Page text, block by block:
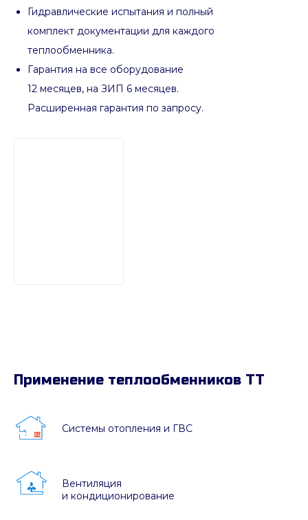
Гидравлические испытания и полный
комплект документации для каждого
теплообменника.
Гарантия на все оборудование
12 месяцев, на ЗИП 6 месяцев.
Расширенная гарантия по запросу.
Применение теплообменников ТТ
Системы отопления и ГВС
Вентиляция
и кондиционирование